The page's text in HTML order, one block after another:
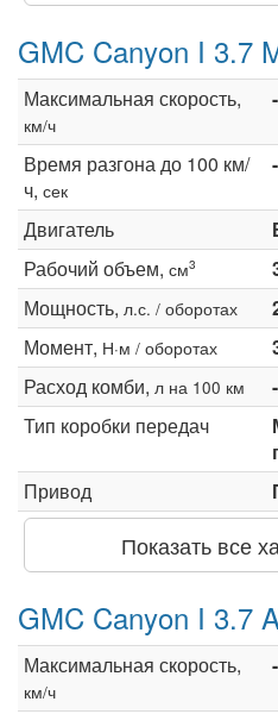
GMC Canyon I 3.7
Максимальная скорость,
км/ч
-
Время разгона до 100 км/
ч, сек
-
Двигатель
Рабочий объем, см3
Мощность, л.с. / оборотах
Момент, Н·м / оборотах
Расход комби, л на 100 км
-
Тип коробки передач
Привод
Показать все
GMC Canyon I 3.7
Максимальная скорость,
км/ч
-